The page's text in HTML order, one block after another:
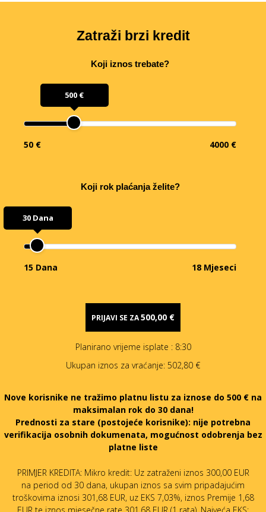
Zatraži brzi kredit
Koji iznos trebate?
500 €
50 € 4000 €
Koji rok plaćanja želite?
30 Dana
15 Dana 18 Mjeseci
PRIJAVI SE ZA500,00 €
Planirano vrijeme isplate : 8:30
Ukupan iznos za vraćanje: 502,80 €
Nove korisnike ne tražimo platnu listu za iznose do 500 € na
maksimalan rok do 30 dana!
Prednosti za stare (postojeće korisnike): nije potrebna
verifikacija osobnih dokumenata, mogućnost odobrenja bez
platne liste
PRIMJER KREDITA: Mikro kredit: Uz zatraženi iznos 300,00 EUR
na period od 30 dana, ukupan iznos sa svim pripadajućim
troškovima iznosi 301,68 EUR, uz EKS 7,03%, iznos Premije 1,68